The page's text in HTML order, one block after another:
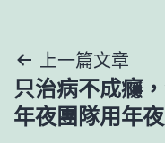
文
章
上一篇文章
只治病不成癮
年夜團隊用年